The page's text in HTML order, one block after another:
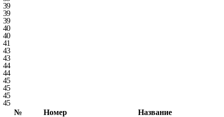
39
39
39
40
40
41
43
43
44
44
45
45
45
45
№
Номер
Название